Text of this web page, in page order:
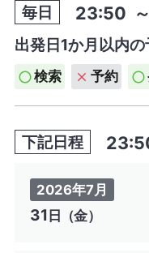
毎日 23:50 ～
出発日1か月以内の
検索 予約
下記日程
2026年7月
31 日（金）